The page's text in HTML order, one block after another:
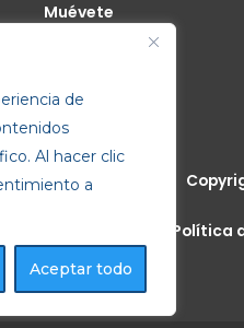
de
Al hacer clic
a
Aceptar todo
Muévete
Política